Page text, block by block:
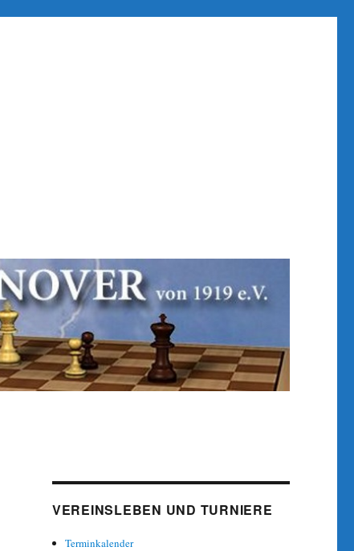
VEREINSLEBEN UND TURNIERE
Terminkalender